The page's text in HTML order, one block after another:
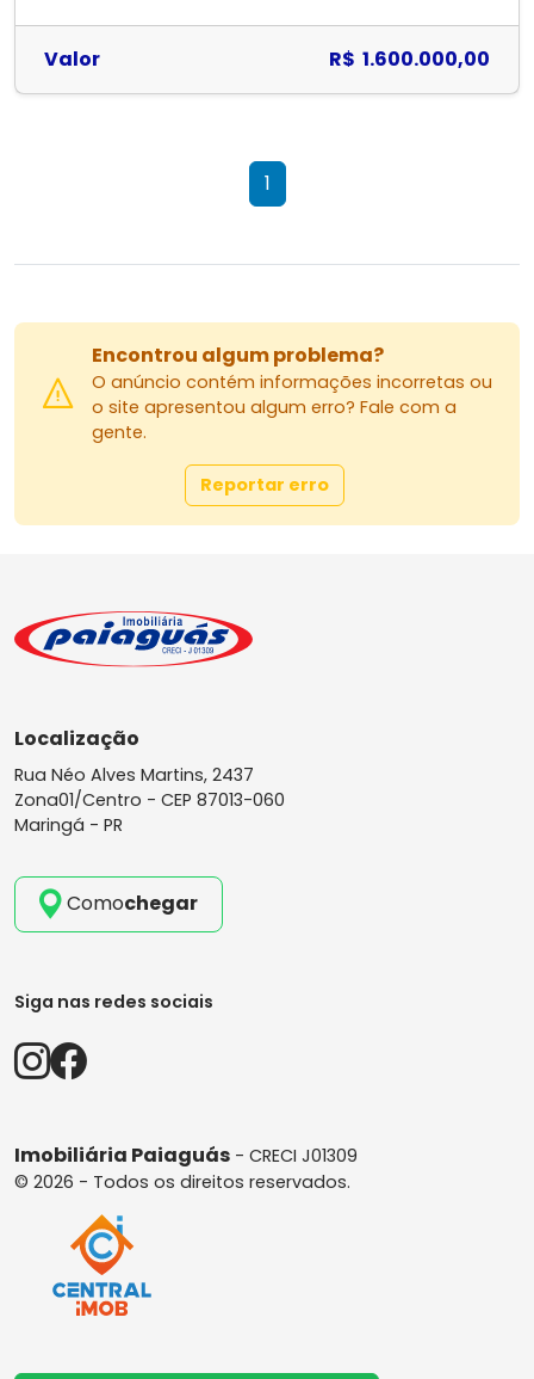
Valor R$ 1.600.000,00
1
Encontrou algum problema?
O anúncio contém informações incorretas ou
o site apresentou algum erro? Fale com a
gente.
Reportar erro
Localização
Rua Néo Alves Martins, 2437
Zona01/Centro - CEP 87013-060
Maringá - PR
Comochegar
Siga nas redes sociais
Imobiliária Paiaguás - CRECI J01309
© 2026 - Todos os direitos reservados.